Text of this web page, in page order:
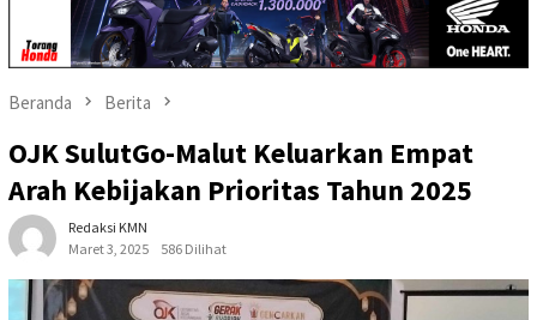
Beranda Berita
OJK SulutGo-Malut Keluarkan Empat
Arah Kebijakan Prioritas Tahun 2025
Redaksi KMN
Maret 3, 2025
586 Dilihat